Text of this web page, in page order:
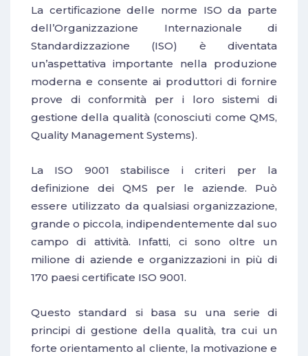
La certificazione delle norme ISO da parte
dell’Organizzazione Internazionale di
Standardizzazione (ISO) è diventata
un’aspettativa importante nella produzione
moderna e consente ai produttori di fornire
prove di conformità per i loro sistemi di
gestione della qualità (conosciuti come QMS,
Quality Management Systems).
La ISO 9001 stabilisce i criteri per la
definizione dei QMS per le aziende. Può
essere utilizzato da qualsiasi organizzazione,
grande o piccola, indipendentemente dal suo
campo di attività. Infatti, ci sono oltre un
milione di aziende e organizzazioni in più di
170 paesi certificate ISO 9001.
Questo standard si basa su una serie di
principi di gestione della qualità, tra cui un
forte orientamento al cliente, la motivazione e